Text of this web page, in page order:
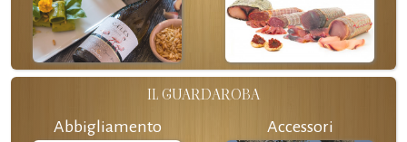
IL GUARDAROBA
Abbigliamento Accessori